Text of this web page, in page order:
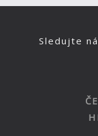
Sledujte